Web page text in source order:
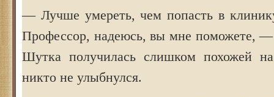
— Лучше умереть, чем попасть в
Профессор, надеюсь, вы мне поможете,
Шутка получилась слишком похожей
никто не улыбнулся.